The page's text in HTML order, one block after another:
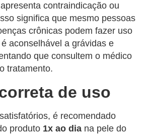
contraindicação ou
significa que mesmo pessoas
crônicas podem fazer uso
aconselhável a grávidas e
que consultem o médico
tratamento.
de uso
é recomendado
produto 1x ao dia na pele do